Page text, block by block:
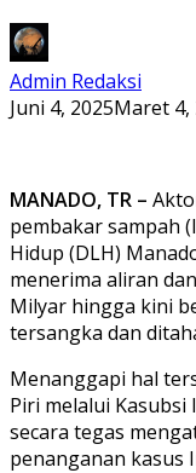
Admin Redaksi
Juni 4, 2025Maret 4,
MANADO, TR –
pembakar sampah
Hidup (DLH)
menerima aliran
Milyar hingga kini
tersangka dan
Menanggapi hal
Piri melalui
secara tegas
penanganan kasus